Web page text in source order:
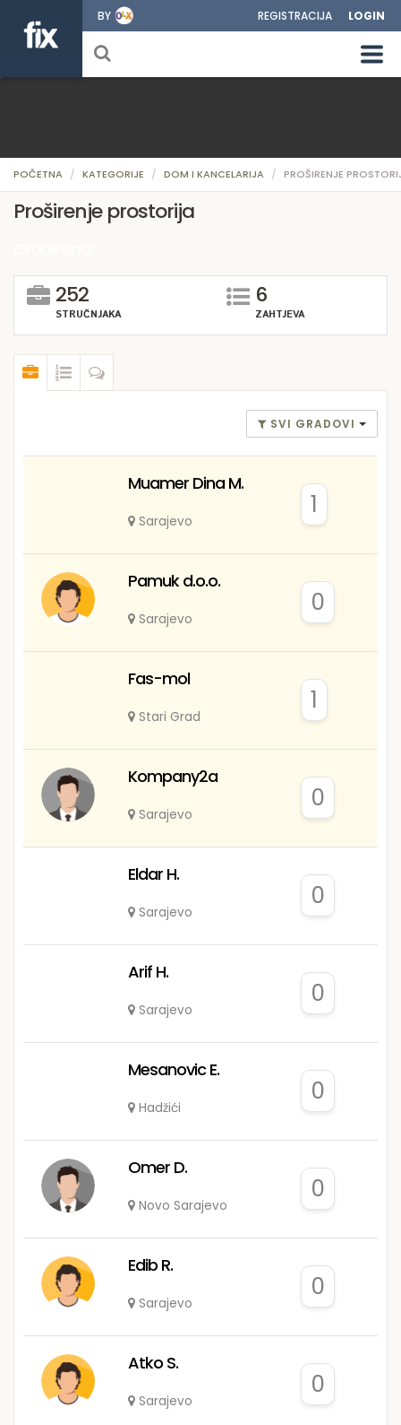
BY REGISTRACIJA LOGIN
POČETNA KATEGORIJE DOM I KANCELARIJA PROŠIRENJE
Proširenje prostorija
252
STRUČNJAKA
6
ZAHTJEVA
SVI GRADOVI
Muamer Dina M.
Sarajevo
1
Pamuk d.o.o.
Sarajevo
0
Fas-mol
Stari Grad
1
Kompany2a
Sarajevo
0
Eldar H.
Sarajevo
0
Arif H.
Sarajevo
0
Mesanovic E.
Hadžići
0
Omer D.
Novo Sarajevo
0
Edib R.
Sarajevo
0
Atko S.
Sarajevo
0